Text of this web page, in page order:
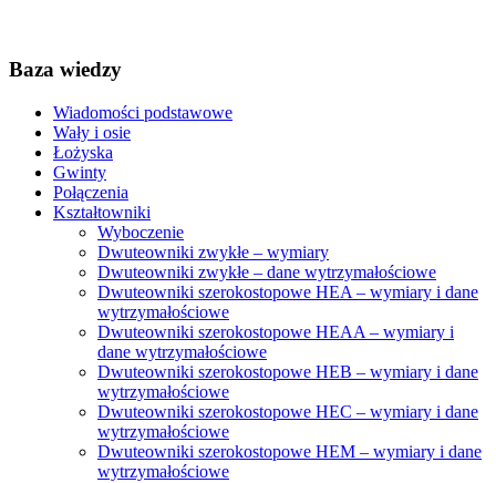
Baza wiedzy
Wiadomości podstawowe
Wały i osie
Łożyska
Gwinty
Połączenia
Kształtowniki
Wyboczenie
Dwuteowniki zwykłe – wymiary
Dwuteowniki zwykłe – dane wytrzymałościowe
Dwuteowniki szerokostopowe HEA – wymiary i dane
wytrzymałościowe
Dwuteowniki szerokostopowe HEAA – wymiary i
dane wytrzymałościowe
Dwuteowniki szerokostopowe HEB – wymiary i dane
wytrzymałościowe
Dwuteowniki szerokostopowe HEC – wymiary i dane
wytrzymałościowe
Dwuteowniki szerokostopowe HEM – wymiary i dane
wytrzymałościowe